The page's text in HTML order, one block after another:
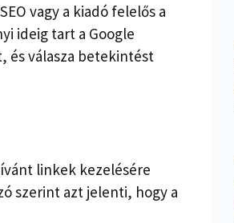
vagy a kiadó felelős a
ideig tart a Google
és válasza betekintést
linkek kezelésére
szerint azt jelenti, hogy a